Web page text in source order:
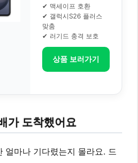
✔ 맥세이프 호환
✔ 갤럭시S26 플러스
맞춤
✔ 러기드 충격 보호
상품 보러가기
가 도착했어요
얼마나 기다렸는지 몰라요. 드